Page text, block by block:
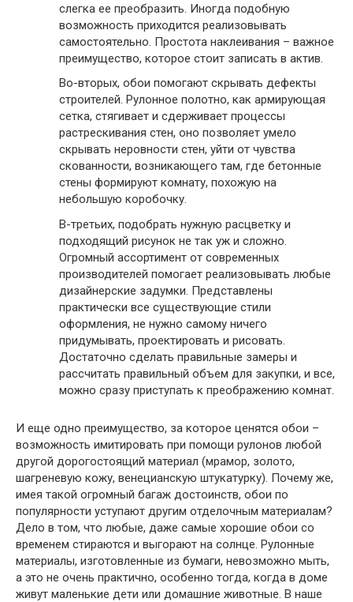
слегка ее преобразить. Иногда подобную
возможность приходится реализовывать
самостоятельно. Простота наклеивания – важное
преимущество, которое стоит записать в актив.
Во-вторых, обои помогают скрывать дефекты
строителей. Рулонное полотно, как армирующая
сетка, стягивает и сдерживает процессы
растрескивания стен, оно позволяет умело
скрывать неровности стен, уйти от чувства
скованности, возникающего там, где бетонные
стены формируют комнату, похожую на
небольшую коробочку.
В-третьих, подобрать нужную расцветку и
подходящий рисунок не так уж и сложно.
Огромный ассортимент от современных
производителей помогает реализовывать любые
дизайнерские задумки. Представлены
практически все существующие стили
оформления, не нужно самому ничего
придумывать, проектировать и рисовать.
Достаточно сделать правильные замеры и
рассчитать правильный объем для закупки, и все,
можно сразу приступать к преображению комнат.
И еще одно преимущество, за которое ценятся обои –
возможность имитировать при помощи рулонов любой
другой дорогостоящий материал (мрамор, золото,
шагреневую кожу, венецианскую штукатурку). Почему же,
имея такой огромный багаж достоинств, обои по
популярности уступают другим отделочным материалам?
Дело в том, что любые, даже самые хорошие обои со
временем стираются и выгорают на солнце. Рулонные
материалы, изготовленные из бумаги, невозможно мыть,
а это не очень практично, особенно тогда, когда в доме
живут маленькие дети или домашние животные. В наше